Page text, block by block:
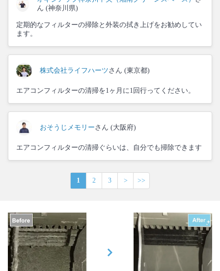
ん (神奈川県)
定期的なフィルターの掃除と外装の拭き上げをお勧めしてい
ます。
株式会社ライフハーツ さん (東京都)
エアコンフィルターの清掃を1ヶ月に1回行ってください。
おそうじメモリー さん (大阪府)
エアコンフィルターの清掃ぐらいは、自分でも掃除できます
1 2 3 > >>